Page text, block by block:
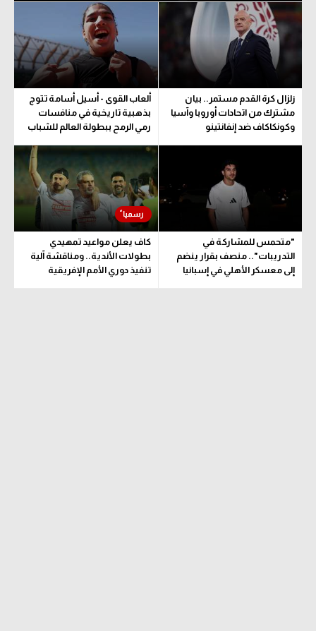
زلزال كرة القدم مستمر.. بيان
مشترك من اتحادات أوروبا وآسيا
وكونكاكاف ضد إنفانتينو
ألعاب القوى - أسيل أسامة تتوج
بذهبية تاريخية في منافسات
رمي الرمح ببطولة العالم للشباب
"متحمس للمشاركة في
التدريبات".. منصف بقرار ينضم
إلى معسكر الأهلي في إسبانيا
كاف يعلن مواعيد تمهيدي
بطولات الأندية.. ومناقشة آلية
تنفيذ دوري الأمم الإفريقية